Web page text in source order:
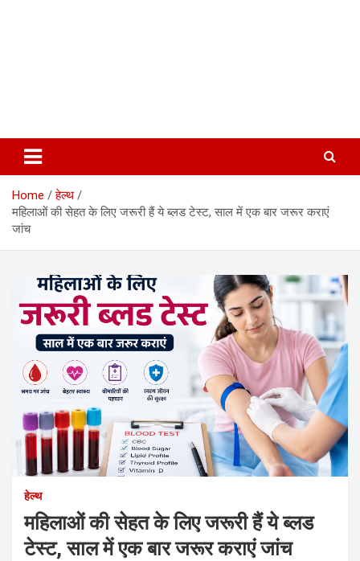
Home
हेल्थ
महिलाओं की सेहत के लिए जरूरी हैं ये ब्लड टेस्ट, साल में एक बार जरूर कराएं
जांच
हेल्थ
महिलाओं की सेहत के लिए जरूरी हैं ये ब्लड
टेस्ट, साल में एक बार जरूर कराएं जांच